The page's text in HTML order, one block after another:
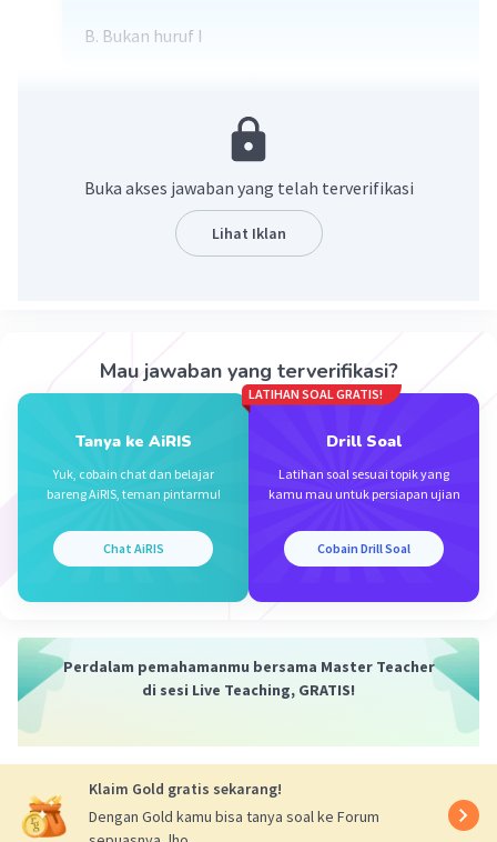
B. Bukan huruf I
Level 1
30 Januari 2025 06:33
Oon
Iklan
Buka akses jawaban yang telah terverifikasi
Lihat Iklan
Mau jawaban yang terverifikasi?
Tanya ke AiRIS
Yuk, cobain chat dan belajar
bareng AiRIS, teman pintarmu!
Chat AiRIS
LATIHAN SOAL GRATIS!
Drill Soal
Latihan soal sesuai topik yang
kamu mau untuk persiapan ujian
Cobain Drill Soal
Perdalam pemahamanmu bersama Master Teacher
di sesi Live Teaching, GRATIS!
Klaim Gold gratis sekarang!
Dengan Gold kamu bisa tanya soal ke Forum